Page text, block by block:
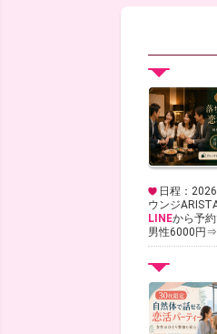
日程：
ウンジ
LINEから予約
男性6000円